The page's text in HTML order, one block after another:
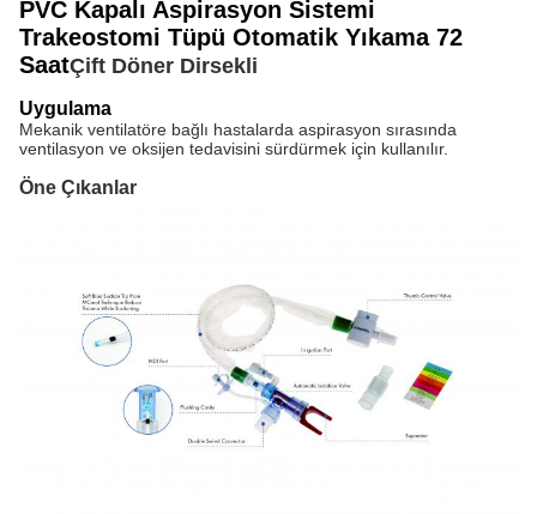
PVC Kapalı Aspirasyon Sistemi
Trakeostomi Tüpü Otomatik Yıkama 72
SaatÇift Döner Dirsekli
Uygulama
Mekanik ventilatöre bağlı hastalarda aspirasyon sırasında
ventilasyon ve oksijen tedavisini sürdürmek için kullanılır.
Öne Çıkanlar